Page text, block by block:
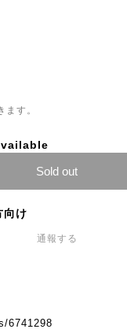
す。
Sold out
向け
通報する
6741298